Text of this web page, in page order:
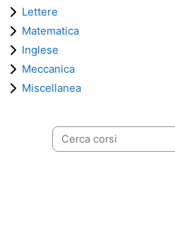
Lettere
Matematica
Inglese
Meccanica
Miscellanea
Cerca corsi